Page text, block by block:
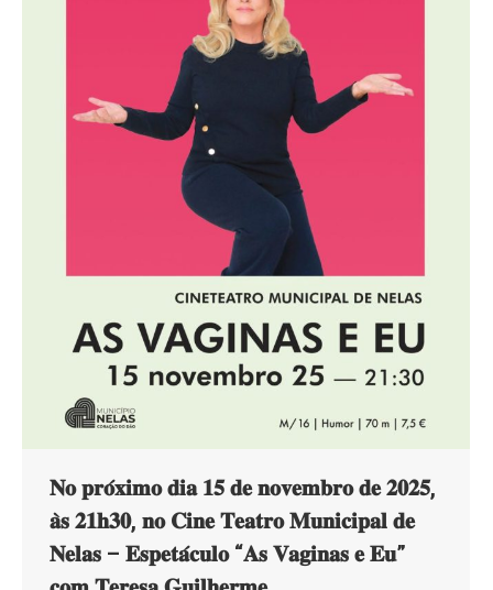
𝐍𝐨 𝐩𝐫𝐨́𝐱𝐢𝐦𝐨 𝐝𝐢𝐚 𝟏𝟓 𝐝𝐞 𝐧𝐨𝐯𝐞𝐦𝐛𝐫𝐨 𝐝𝐞 𝟐𝟎𝟐𝟓,
𝐚̀𝐬 𝟐𝟏𝐡𝟑𝟎, 𝐧𝐨 𝐂𝐢𝐧𝐞 𝐓𝐞𝐚𝐭𝐫𝐨 𝐌𝐮𝐧𝐢𝐜𝐢𝐩𝐚𝐥 𝐝𝐞
𝐍𝐞𝐥𝐚𝐬 – 𝐄𝐬𝐩𝐞𝐭𝐚́𝐜𝐮𝐥𝐨 “𝐀𝐬 𝐕𝐚𝐠𝐢𝐧𝐚𝐬 𝐞 𝐄𝐮”